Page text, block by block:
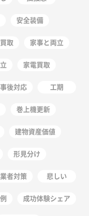
安全装備
取 家事と両立
家電買取
後対応 工期
巻上機更新
建物資産価値
形見分け
者対策 悲しい
成功体験シェア